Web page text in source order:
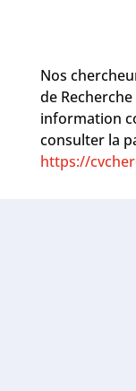
Nos
de
information
consulter la
https://